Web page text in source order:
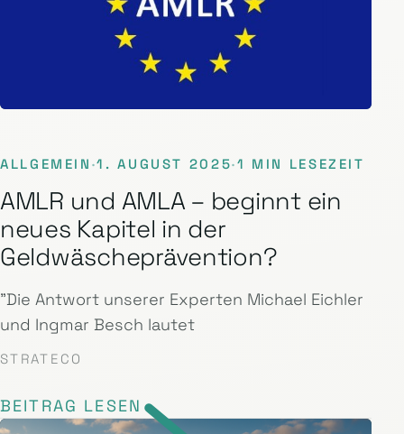
ALLGEMEIN ·1. AUGUST 2025·1 MIN LESEZEIT
AMLR und AMLA – beginnt ein
neues Kapitel in der
Geldwäscheprävention?
"Die Antwort unserer Experten Michael Eichler
und Ingmar Besch lautet
STRATECO
BEITRAG LESEN